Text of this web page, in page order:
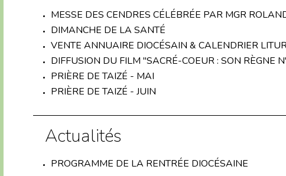
MESSE DES CENDRES CÉLÉBRÉE PAR MGR
DIMANCHE DE LA SANTÉ
VENTE ANNUAIRE DIOCÉSAIN & CALENDRIER
DIFFUSION DU FILM "SACRÉ-COEUR : SON RÈGNE
PRIÈRE DE TAIZÉ - MAI
PRIÈRE DE TAIZÉ - JUIN
Actualités
PROGRAMME DE LA RENTRÉE DIOCÉSAINE